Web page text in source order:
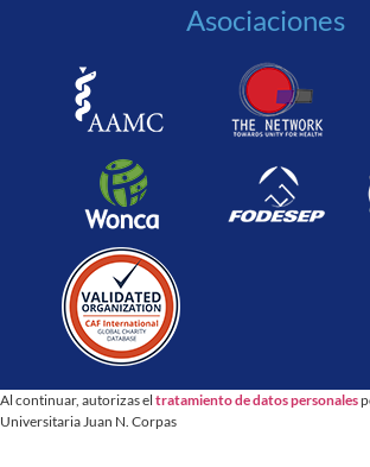
Asociaciones
Al continuar, autorizas el tratamiento de datos personales
Universitaria Juan N. Corpas